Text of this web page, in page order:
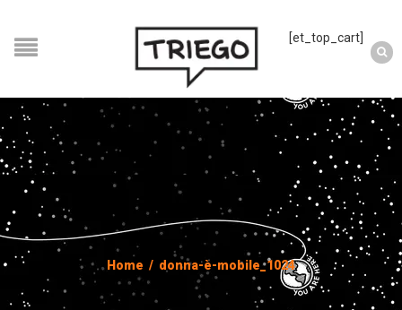
[et_top_cart]
Home / donna-è-mobile_1024